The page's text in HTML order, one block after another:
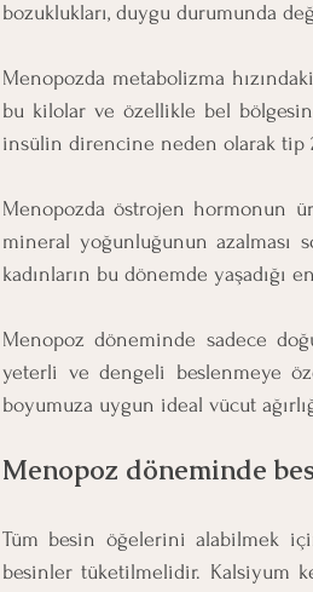
bozuklukları, duygu durumunda
Menopozda metabolizma
bu kilolar ve özellikle bel
insülin direncine neden olarak tip
Menopozda östrojen hormonun
mineral yoğunluğunun azalması
kadınların bu dönemde yaşadığı
Menopoz döneminde sadece
yeterli ve dengeli beslenmeye
boyumuza uygun ideal vücut
Menopoz döneminde
Tüm besin öğelerini alabilmek
besinler tüketilmelidir. Kalsiyum